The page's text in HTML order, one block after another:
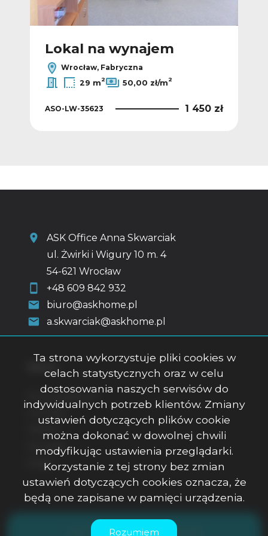
Lokal na wynajem
Wrocław, Fabryczna
29 m2 50,00 zł/m2
ASO-LW-35623 1 450 zł
ASK Office Anna Skwarciak
ul. Żwirki i Wigury 10 m. 4
54-621 Wrocław
+48 609 842 932
biuro@askhome.pl
a.skwarciak@askhome.pl
Strona główna
O firmie
Kontakt
Rodo
ASK Office Anna Skwarciak © 2026
Ta strona wykorzystuje pliki cookies w
celach statystycznych oraz w celu
dostosowania naszych serwisów do
indywidualnych potrzeb klientów. Zmiany
ustawień dotyczących plików cookie
można dokonać w dowolnej chwili
modyfikując ustawienia przeglądarki.
Korzystanie z tej strony bez zmian
ustawień dotyczących cookies oznacza, że
będą one zapisane w pamięci urządzenia.
Rozumiem